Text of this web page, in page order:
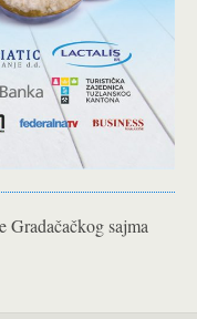
Gradačačkog sajma